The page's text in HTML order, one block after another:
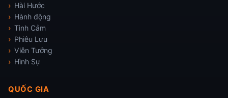
Hài Hước
Hành động
Tình Cảm
Phiêu Lưu
Viễn Tưởng
Hình Sự
QUỐC GIA